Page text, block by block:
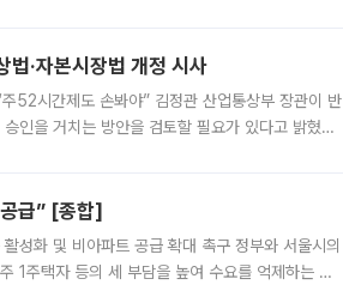
·자본시장법 개정 시사
52시간제도 손봐야” 김정관 산업통상부 장관이 반
인을 거치는 방안을 검토할 필요가 있다고 밝혔다.
급” [종합]
성화 및 비아파트 공급 확대 촉구 정부와 서울시의
1주택자 등의 세 부담을 높여 수요를 억제하는 카